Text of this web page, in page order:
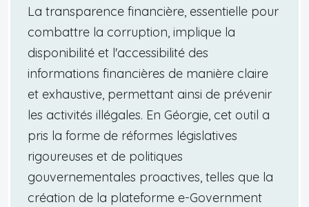
La transparence financière, essentielle pour
combattre la corruption, implique la
disponibilité et l'accessibilité des
informations financières de manière claire
et exhaustive, permettant ainsi de prévenir
les activités illégales. En Géorgie, cet outil a
pris la forme de réformes législatives
rigoureuses et de politiques
gouvernementales proactives, telles que la
création de la plateforme e-Government